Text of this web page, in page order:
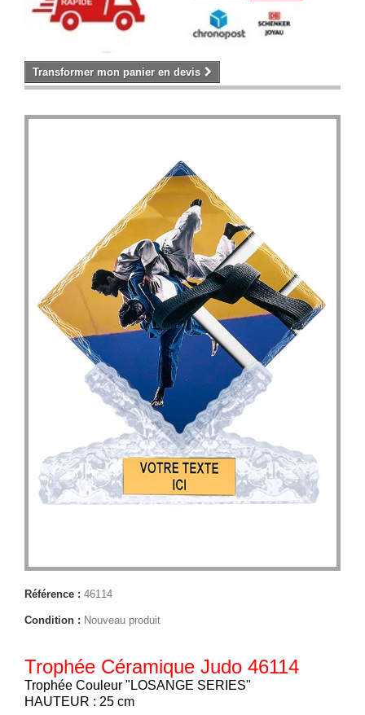
Transformer mon panier en devis
Référence : 46114
Condition : Nouveau produit
Trophée Céramique Judo 46114
Trophée Couleur "LOSANGE SERIES"
HAUTEUR : 25 cm